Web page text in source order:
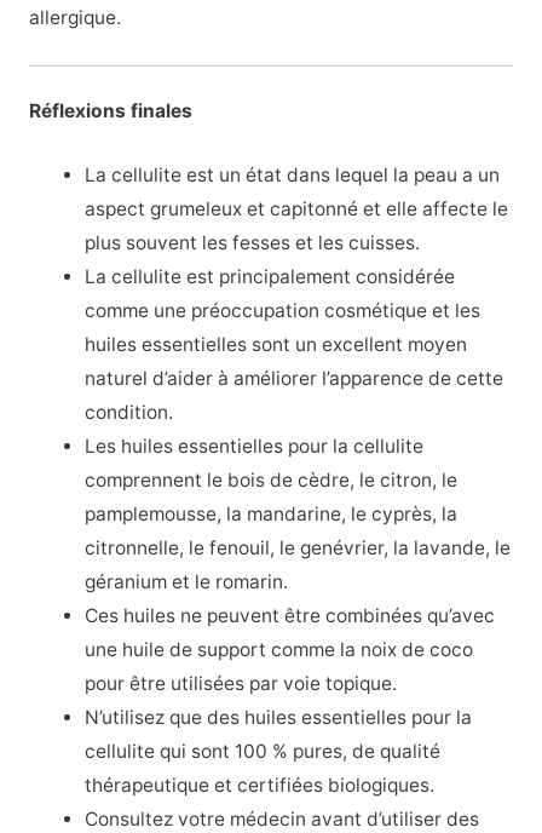
allergique.
Réflexions finales
La cellulite est un état dans lequel la peau a un
aspect grumeleux et capitonné et elle affecte le
plus souvent les fesses et les cuisses.
La cellulite est principalement considérée
comme une préoccupation cosmétique et les
huiles essentielles sont un excellent moyen
naturel d’aider à améliorer l’apparence de cette
condition.
Les huiles essentielles pour la cellulite
comprennent le bois de cèdre, le citron, le
pamplemousse, la mandarine, le cyprès, la
citronnelle, le fenouil, le genévrier, la lavande, le
géranium et le romarin.
Ces huiles ne peuvent être combinées qu’avec
une huile de support comme la noix de coco
pour être utilisées par voie topique.
N’utilisez que des huiles essentielles pour la
cellulite qui sont 100 % pures, de qualité
thérapeutique et certifiées biologiques.
Consultez votre médecin avant d’utiliser des